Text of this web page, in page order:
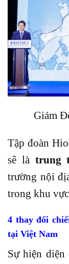
Giám
Tập đoàn
sẽ là trung
trường nội
trong khu
4 thay đổi
tại Việt Nam
Sự hiện